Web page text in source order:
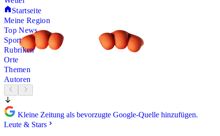
Startseite
Meine Region
Top News
Sport
Rubriken
Orte
Themen
Autoren
Kleine Zeitung als bevorzugte Google-Quelle hinzufügen.
Leute & Stars